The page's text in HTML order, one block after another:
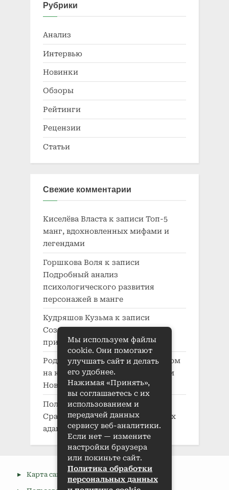
Рубрики
Анализ
Интервью
Новинки
Обзоры
Рейтинги
Рецензии
Статьи
Свежие комментарии
Киселёва Власта к записи Топ-5
манг, вдохновленных мифами и
легендами
Горшкова Воля к записи
Подробный анализ
психологического развития
персонажей в манге
Кудряшов Кузьма к записи
Создание характера в манге:
принципы и приемы
Родионова Беатак записиАвтодом
на колесах: где купить в Нижнем
Новгороде
Полякова Алексияк записи
Сравнительные обзоры манг и их
адаптаций в аниме
Карта сайта
Мы используем файлы
cookie. Они помогают
улучшать сайт и делать
его удобнее.
Нажимая «Принять»,
вы соглашаетесь с их
использованием и
передачей данных
сервису веб-аналитики.
Если нет — измените
настройки браузера
или покиньте сайт.
Политика обработки
персональных данных